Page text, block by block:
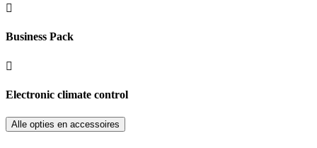
Business Pack
Electronic climate control
Alle opties en accessoires